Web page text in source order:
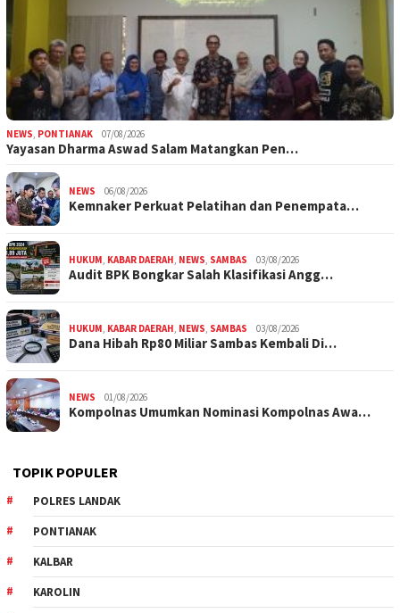
NEWS, PONTIANAK 07/08/2026
Yayasan Dharma Aswad Salam Matangkan Pen…
NEWS 06/08/2026
Kemnaker Perkuat Pelatihan dan Penempata…
HUKUM, KABAR DAERAH, NEWS, SAMBAS 03/08/2026
Audit BPK Bongkar Salah Klasifikasi Angg…
HUKUM, KABAR DAERAH, NEWS, SAMBAS 03/08/2026
Dana Hibah Rp80 Miliar Sambas Kembali Di…
NEWS 01/08/2026
Kompolnas Umumkan Nominasi Kompolnas Awa…
TOPIK POPULER
POLRES LANDAK
PONTIANAK
KALBAR
KAROLIN